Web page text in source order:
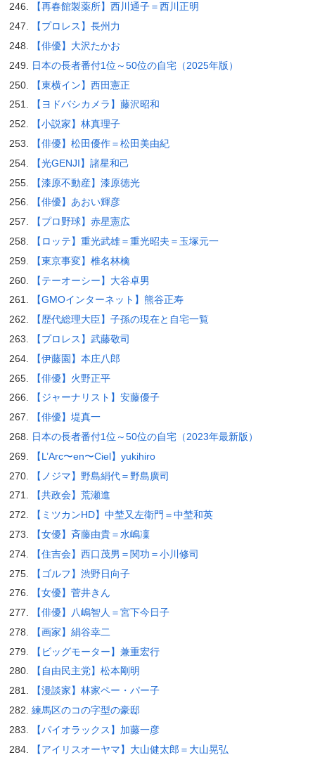
【再春館製薬所】西川通子＝西川正明
【プロレス】長州力
【俳優】大沢たかお
日本の長者番付1位～50位の自宅（2025年版）
【東横イン】西田憲正
【ヨドバシカメラ】藤沢昭和
【小説家】林真理子
【俳優】松田優作＝松田美由紀
【光GENJI】諸星和己
【漆原不動産】漆原徳光
【俳優】あおい輝彦
【プロ野球】赤星憲広
【ロッテ】重光武雄＝重光昭夫＝玉塚元一
【東京事変】椎名林檎
【テーオーシー】大谷卓男
【GMOインターネット】熊谷正寿
【歴代総理大臣】子孫の現在と自宅一覧
【プロレス】武藤敬司
【伊藤園】本庄八郎
【俳優】火野正平
【ジャーナリスト】安藤優子
【俳優】堤真一
日本の長者番付1位～50位の自宅（2023年最新版）
【L’Arc〜en〜Ciel】yukihiro
【ノジマ】野島絹代＝野島廣司
【共政会】荒瀬進
【ミツカンHD】中埜又左衛門＝中埜和英
【女優】斉藤由貴＝水嶋凜
【住吉会】西口茂男＝関功＝小川修司
【ゴルフ】渋野日向子
【女優】菅井きん
【俳優】八嶋智人＝宮下今日子
【画家】絹谷幸二
【ビッグモーター】兼重宏行
【自由民主党】松本剛明
【漫談家】林家ペー・パー子
練馬区のコの字型の豪邸
【パイオラックス】加藤一彦
【アイリスオーヤマ】大山健太郎＝大山晃弘